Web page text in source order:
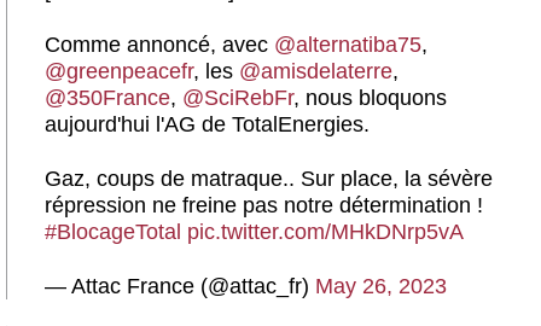
Comme annoncé, avec @alternatiba75,
@greenpeacefr, les @amisdelaterre,
@350France, @SciRebFr, nous bloquons
aujourd'hui l'AG de TotalEnergies.
Gaz, coups de matraque.. Sur place, la sévère
répression ne freine pas notre détermination !
#BlocageTotal pic.twitter.com/MHkDNrp5vA
— Attac France (@attac_fr) May 26, 2023